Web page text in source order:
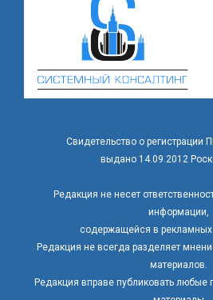
Свидетельство о
выдано 14.09.2012
Редакция не несет
информации,
содержащейся в рекламных
Редакция не всегда разделяет
материалов.
Редакция вправе публиковать любые